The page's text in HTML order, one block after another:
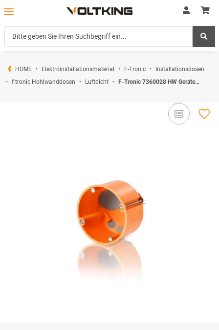
HOME Elektroinstallationsmaterial F-Tronic
Installationsdosen
f-tronic Hohlwanddosen
Luftdicht F-Tronic 7360028 HW Gerätedose E2700 winddicht Ø 68mm t=47mm